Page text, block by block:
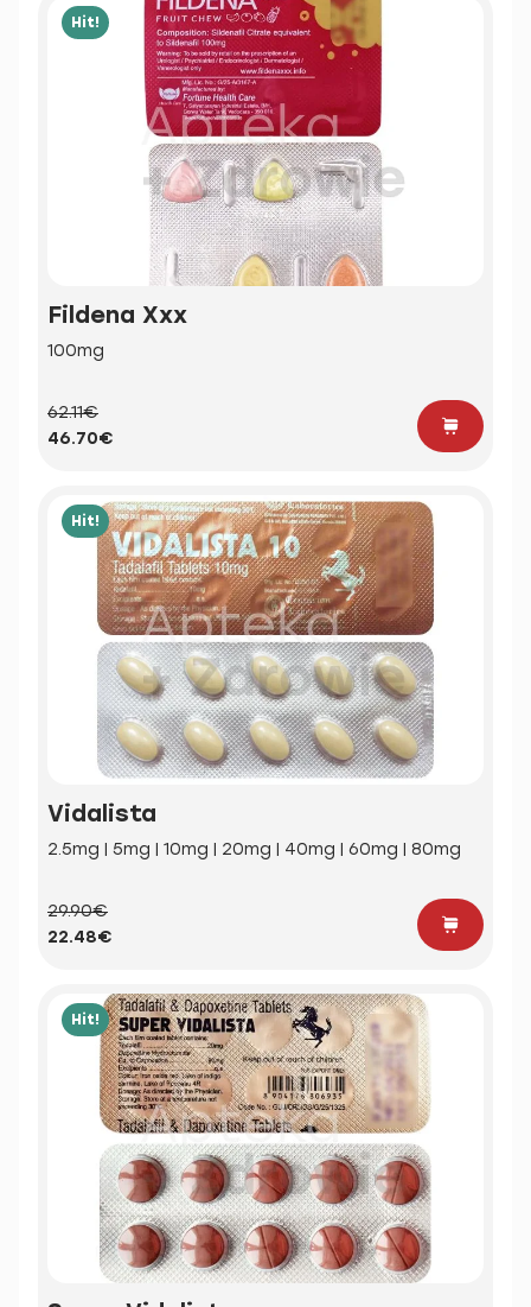
Hit!
Fildena Xxx
100mg
62.11€
46.70€
Hit!
Vidalista
2.5mg | 5mg | 10mg | 20mg | 40mg | 60mg | 80mg
29.90€
22.48€
Hit!